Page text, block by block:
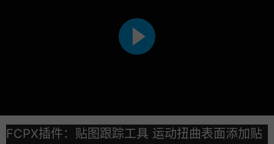
FCPX插件：贴图跟踪工具 运动扭曲表面添加贴